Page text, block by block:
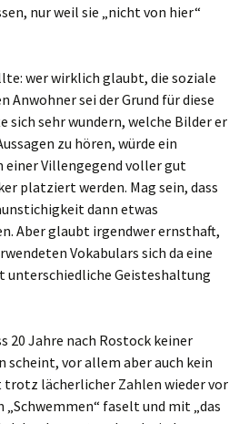
nur weil sie „nicht von hier“
wer wirklich glaubt, die soziale
Anwohner sei der Grund für diese
sich sehr wundern, welche Bilder er
zu hören, würde ein
Villengegend voller gut
platziert werden. Mag sein, dass
dann etwas
Aber glaubt irgendwer ernsthaft,
Vokabulars sich da eine
unterschiedliche Geisteshaltung
20 Jahre nach Rostock keiner
scheint, vor allem aber auch kein
lächerlicher Zahlen wieder vor
faselt und mit „das